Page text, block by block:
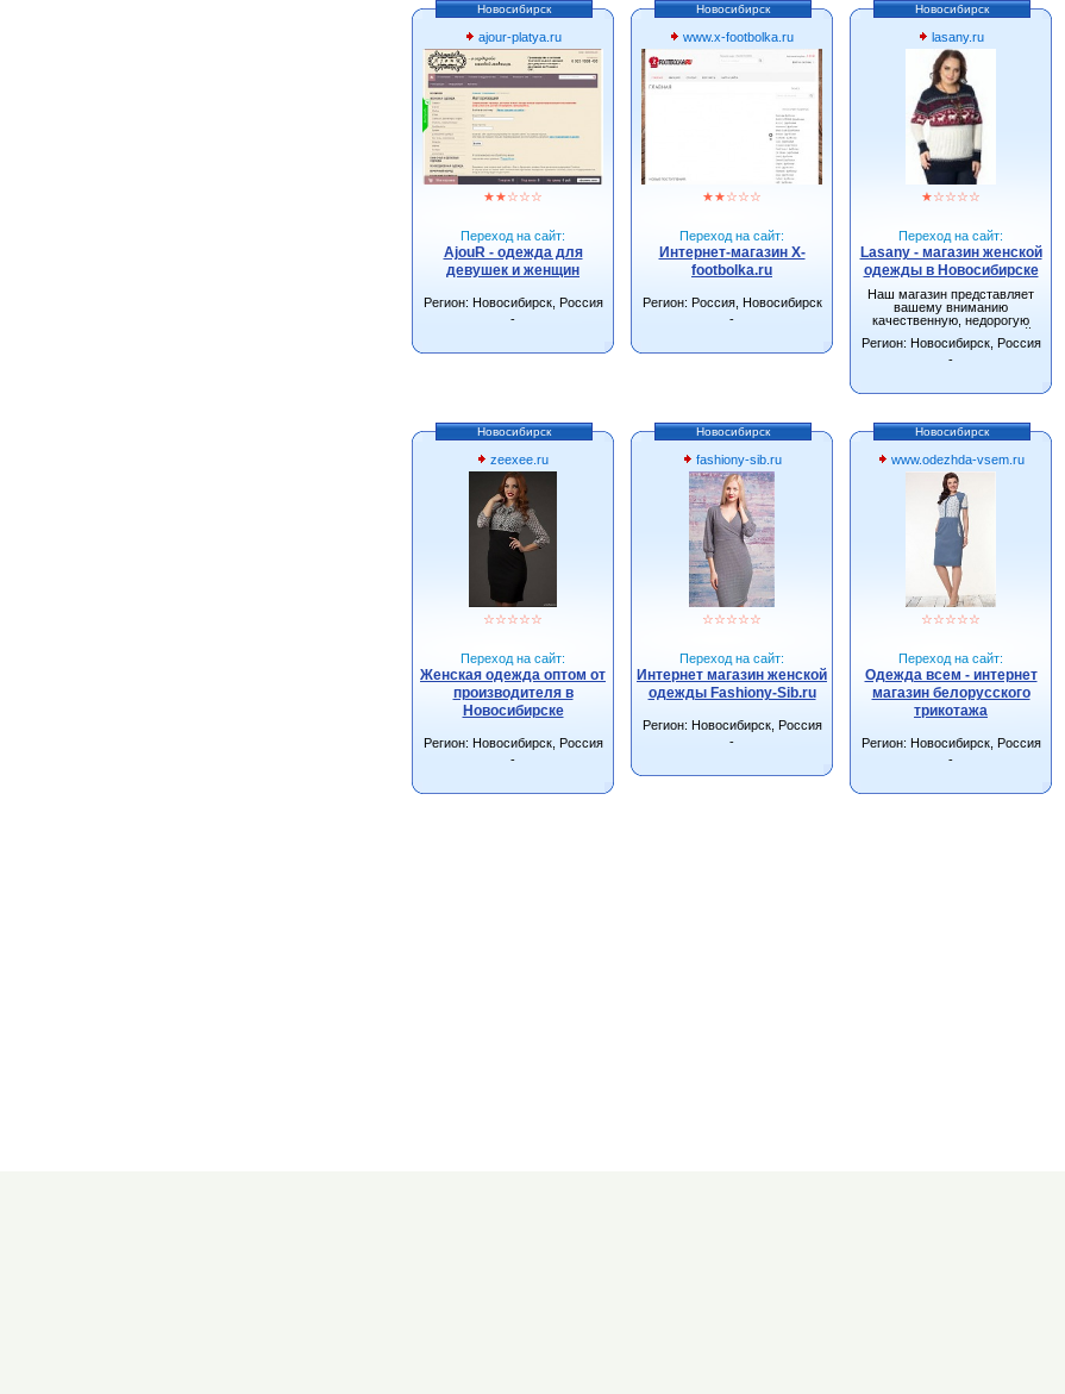
Новосибирск
ajour-platya.ru
★★☆☆☆
Переход на сайт:
AjouR - одежда для
девушек и женщин
Регион: Новосибирск, Россия
-
Новосибирск
www.x-footbolka.ru
★★☆☆☆
Переход на сайт:
Интернет-магазин X-
footbolka.ru
Регион: Россия, Новосибирск
-
Новосибирск
lasany.ru
★☆☆☆☆
Переход на сайт:
Lasany - магазин женской
одежды в Новосибирске
Наш магазин представляет
вашему вниманию
качественную, недорогую
одежду от производителей
г.Новосибирска.
Регион: Новосибирск, Россия
-
Новосибирск
zeexee.ru
☆☆☆☆☆
Переход на сайт:
Женская одежда оптом от
производителя в
Новосибирске
Регион: Новосибирск, Россия
-
Новосибирск
fashiony-sib.ru
☆☆☆☆☆
Переход на сайт:
Интернет магазин женской
одежды Fashiony-Sib.ru
Регион: Новосибирск, Россия
-
Новосибирск
www.odezhda-vsem.ru
☆☆☆☆☆
Переход на сайт:
Одежда всем - интернет
магазин белорусского
трикотажа
Регион: Новосибирск, Россия
-